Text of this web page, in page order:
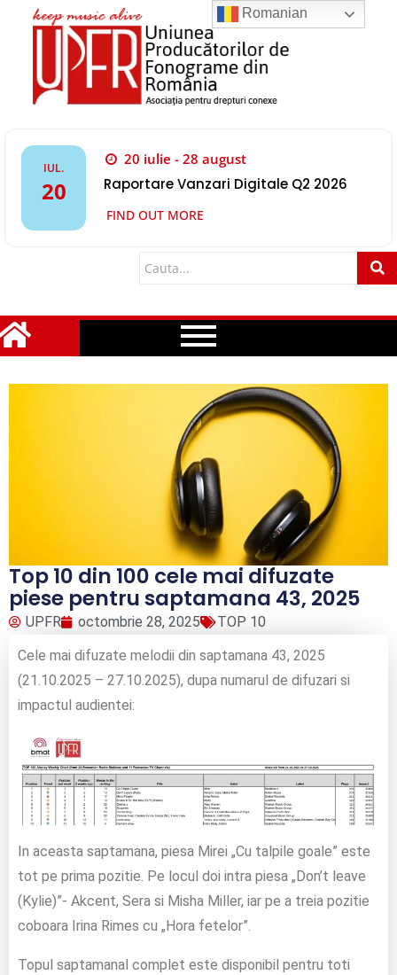
IUL.
20
20 iulie - 28 august
Raportare Vanzari Digitale Q2 2026
FIND OUT MORE
Top 10 din 100 cele mai difuzate
piese pentru saptamana 43, 2025
UPFR octombrie 28, 2025
TOP 10
Cele mai difuzate melodii din saptamana 43, 2025
(21.10.2025 – 27.10.2025), dupa numarul de difuzari si
impactul audientei:
In aceasta saptamana, piesa Mirei „Cu talpile goale” este
tot pe prima pozitie. Pe locul doi intra piesa „Don’t leave
(Kylie)”- Akcent, Sera si Misha Miller, iar pe a treia pozitie
coboara Irina Rimes cu „Hora fetelor”.
Topul saptamanal complet este disponibil pentru toti
Romanian